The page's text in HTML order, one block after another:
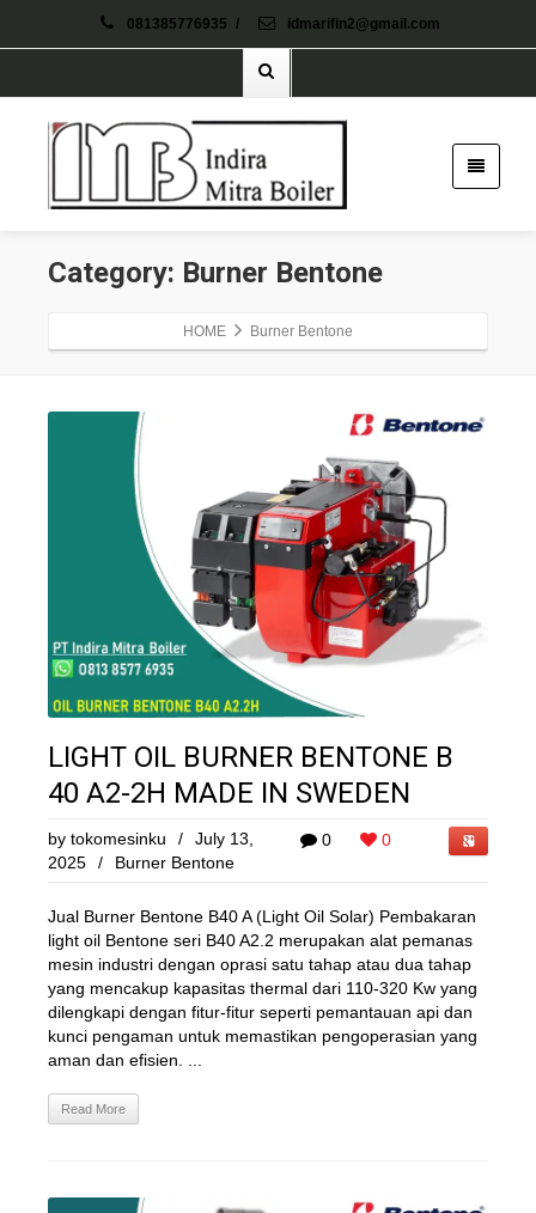
081385776935 / idmarifin2@gmail.com
Category: Burner Bentone
HOME Burner Bentone
LIGHT OIL BURNER BENTONE B
40 A2-2H MADE IN SWEDEN
0 0
by tokomesinku /
July 13,
2025
/ Burner Bentone
Jual Burner Bentone B40 A (Light Oil Solar) Pembakaran
light oil Bentone seri B40 A2.2 merupakan alat pemanas
mesin industri dengan oprasi satu tahap atau dua tahap
yang mencakup kapasitas thermal dari 110-320 Kw yang
dilengkapi dengan fitur-fitur seperti pemantauan api dan
kunci pengaman untuk memastikan pengoperasian yang
aman dan efisien. ...
Read More